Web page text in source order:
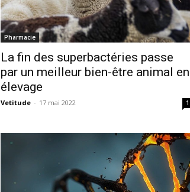
Pharmacie
La fin des superbactéries passe
par un meilleur bien-être animal en
élevage
Vetitude - 17 mai 2022 1